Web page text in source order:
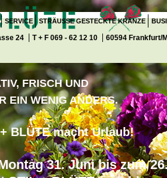
24 T + F 069 - 62 12 10 60594 Frankfurt/
FRISCH UND
EIN WENIG ANDERS.
BLÜTE macht Urlaub!
31. Junibis zum
SERVICE STRÄUSSE GESTECKTE KRÄNZE